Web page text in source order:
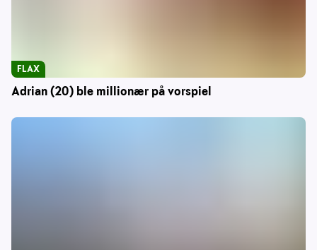
Adrian (20) ble millionær på vorspiel
FLAX